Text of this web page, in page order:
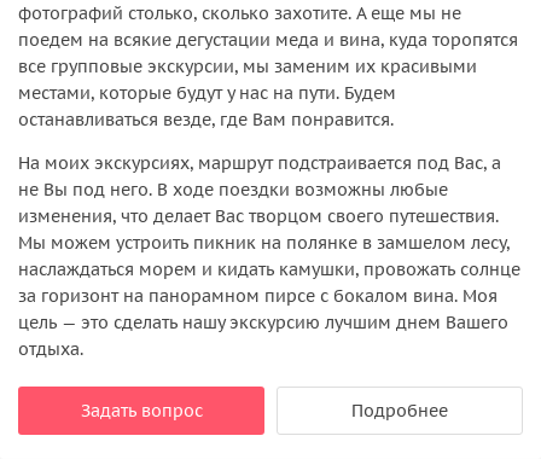
фотографий столько, сколько захотите. А еще мы не
поедем на всякие дегустации меда и вина, куда торопятся
все групповые экскурсии, мы заменим их красивыми
местами, которые будут у нас на пути. Будем
останавливаться везде, где Вам понравится.
На моих экскурсиях, маршрут подстраивается под Вас, а
не Вы под него. В ходе поездки возможны любые
изменения, что делает Вас творцом своего путешествия.
Мы можем устроить пикник на полянке в замшелом лесу,
наслаждаться морем и кидать камушки, провожать солнце
за горизонт на панорамном пирсе с бокалом вина. Моя
цель — это сделать нашу экскурсию лучшим днем Вашего
отдыха.
Задать вопрос Подробнее